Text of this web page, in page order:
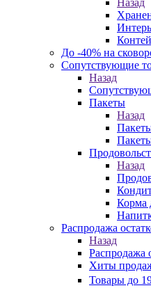
До -40% на
Сопутствующие
Назад
Пакеты
Назад
Назад
Корма
Распродажа
Назад
Распродажа
Хиты
Товары до